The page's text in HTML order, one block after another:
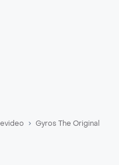
Gyros The Original